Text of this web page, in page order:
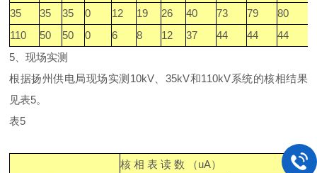
35
35 35 0 12 19 26 40 73 79 80
110
50 50 0 6 8 12 37 44 44 44
5、现场实测
根据扬州供电局现场实测10kV、35kV和110kV系统的核相结果
见表5。
表5
核 相 表 读 数 （uA）